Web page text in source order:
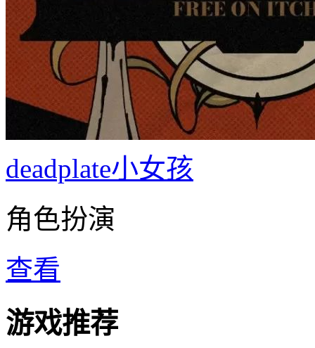
deadplate小女孩
角色扮演
查看
游戏推荐